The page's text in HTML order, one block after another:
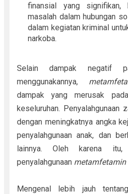
finansial yang signifikan,
masalah dalam hubungan
dalam kegiatan kriminal
narkoba.
Selain dampak negatif
menggunakannya,
dampak yang merusak
keseluruhan.
dengan meningkatnya angka
penyalahgunaan anak, dan
lainnya. Oleh karena itu,
penyalahgunaan metamfetamin
Mengenal lebih jauh